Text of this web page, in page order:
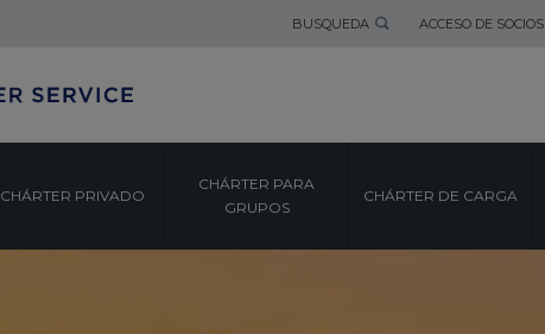
BUSQUEDA ACCESO DE SOCIOS
CHÁRTER PRIVADO
CHÁRTER PARA
GRUPOS
CHÁRTER DE CARGA